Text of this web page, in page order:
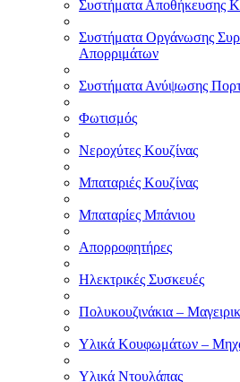
Συστήματα Αποθήκευσης
Συστήματα Οργάνωσης
Απορριμάτων
Συστήματα Ανύψωσης
Φωτισμός
Νεροχύτες Κουζίνας
Μπαταριές Κουζίνας
Μπαταρίες Μπάνιου
Απορροφητήρες
Ηλεκτρικές Συσκευές
Πολυκουζινάκια –
Υλικά Κουφωμάτων –
Υλικά Ντουλάπας